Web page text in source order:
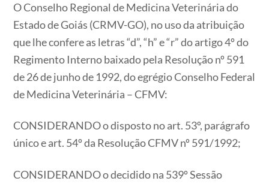
O Conselho Regional de Medicina Veterinária do
Estado de Goiás (CRMV-GO), no uso da atribuição
que lhe confere as letras “d”, “h” e “r” do artigo 4º do
Regimento Interno baixado pela Resolução nº 591
de 26 de junho de 1992, do egrégio Conselho Federal
de Medicina Veterinária – CFMV:
CONSIDERANDO o disposto no art. 53º, parágrafo
único e art. 54º da Resolução CFMV nº 591/1992;
CONSIDERANDO o decidido na 539º Sessão